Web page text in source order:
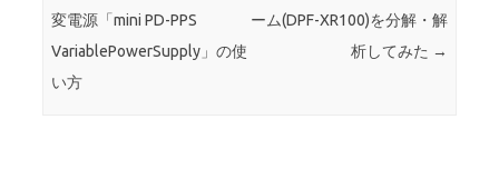
変電源「mini PD-PPS
VariablePowerSupply」の使
い方
ーム(DPF-XR100)を分解・解
析してみた →